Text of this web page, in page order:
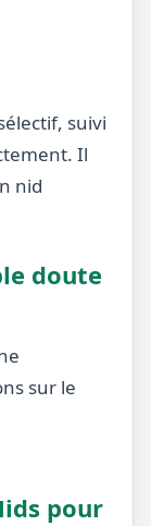
suivi
Il
nid
doute
sur le
pour